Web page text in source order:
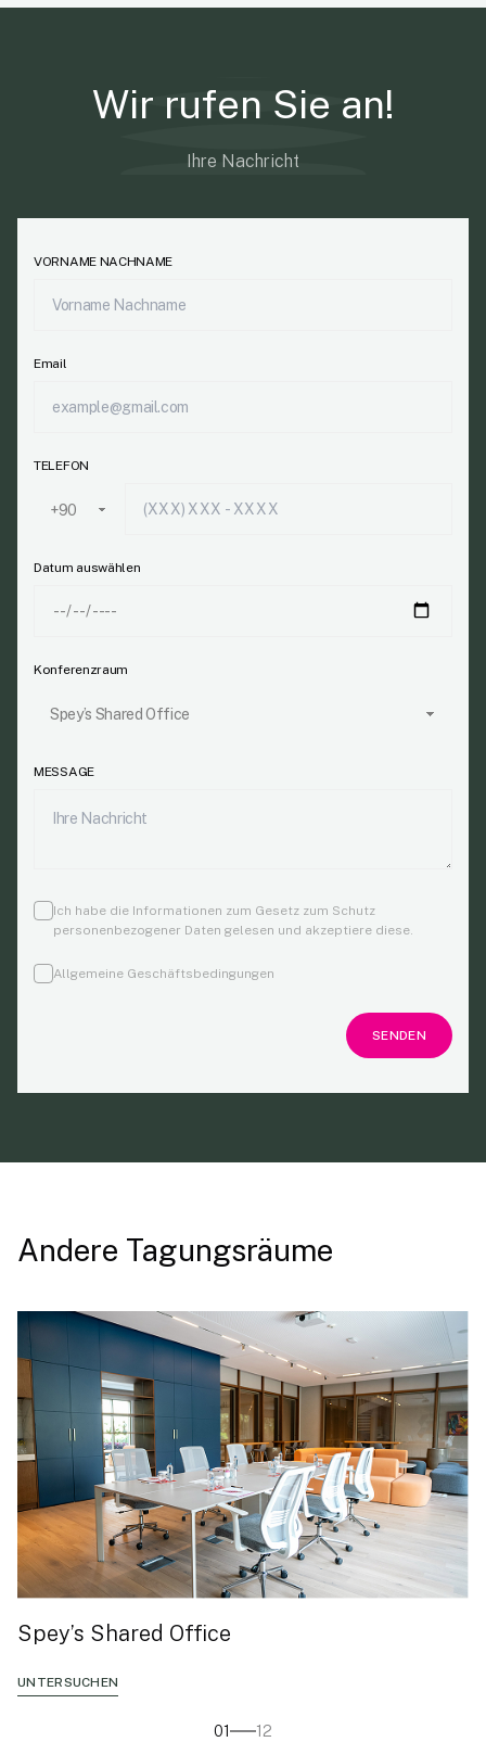
Wir rufen Sie an!
Ihre Nachricht
VORNAME NACHNAME
Email
TELEFON
Datum auswählen
Konferenzraum
MESSAGE
Ich habe die Informationen zum Gesetz zum Schutz
personenbezogener Daten gelesen und akzeptiere diese.
Allgemeine Geschäftsbedingungen
SENDEN
Andere Tagungsräume
Spey’s Shared Office
UNTERSUCHEN
01 12